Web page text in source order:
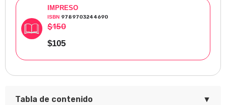
IMPRESO
ISBN 9789703244690
$150
$105
Tabla de contenido ▼